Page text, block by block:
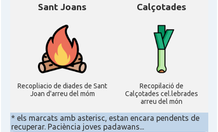
Sant Joans
Recopliacio de diades de Sant
Joan d'arreu del móm
Calçotades
Recopilació de
Calçotades cel.lebrades
arreu del món
* els marcats amb asterisc, estan encara pendents de
recuperar. Paciència joves padawans...